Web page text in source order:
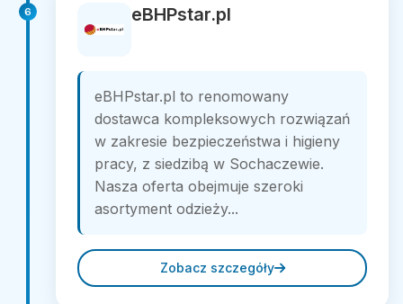
6 eBHPstar.pl
eBHPstar.pl to renomowany
dostawca kompleksowych rozwiązań
w zakresie bezpieczeństwa i higieny
pracy, z siedzibą w Sochaczewie.
Nasza oferta obejmuje szeroki
asortyment odzieży...
Zobacz szczegóły